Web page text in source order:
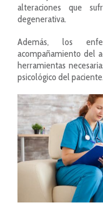
alteraciones que
degenerativa.
Además, los
acompañamiento del
herramientas
psicológico del paciente.